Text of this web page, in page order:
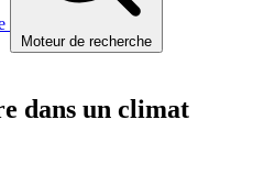
Moteur de recherche
dans un climat